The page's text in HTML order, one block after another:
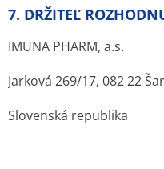
7. DRŽITEĽ
IMUNA PHARM, a.s.
Jarková 269/17, 082 22
Slovenská republika